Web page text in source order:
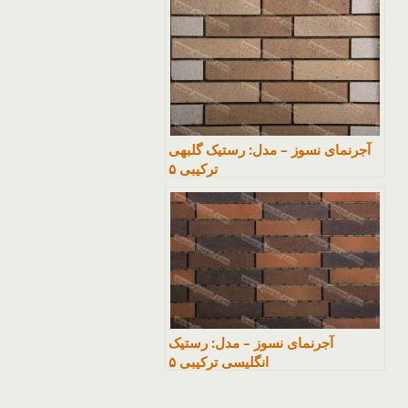
آجرنمای نسوز – مدل: رستیک گلبهی
ترکیبی ۵
آجرنمای نسوز – مدل: رستیک
انگلیسی ترکیبی ۵